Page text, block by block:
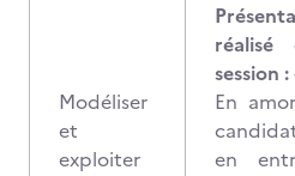
Modéliser
et
exploiter
session :
En
en